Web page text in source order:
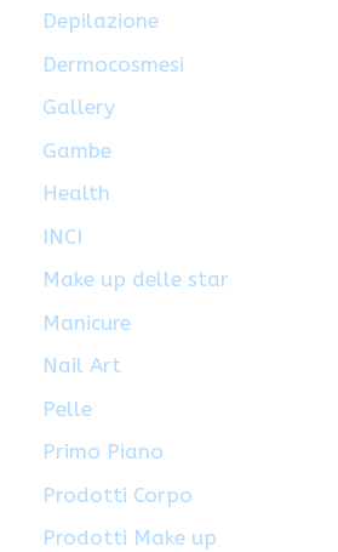
Depilazione
Dermocosmesi
Gallery
Gambe
Health
INCI
Make up delle star
Manicure
Nail Art
Pelle
Primo Piano
Prodotti Corpo
Prodotti Make up